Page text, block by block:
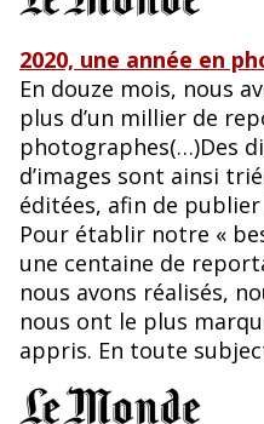
2020, une année en
En douze mois, nous
plus d’un millier de
photographes(…)Des
d’images sont ainsi
éditées, afin de
Pour établir notre «
une centaine de
nous avons réalisés,
nous ont le plus
appris. En toute